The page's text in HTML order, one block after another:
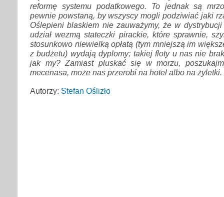
reformę systemu podatkowego. To jednak są
pewnie powstaną, by wszyscy mogli podziwiać jaki
Oślepieni blaskiem nie zauważymy, że w dystrybucji
udział wezmą stateczki pirackie, które sprawnie,
stosunkowo niewielką opłatą (tym mniejszą im
z budżetu) wydają dyplomy; takiej floty u nas nie
jak my? Zamiast pluskać się w morzu,
mecenasa, może nas przerobi na hotel albo na żyletki.
Autorzy: Stefan Oślizło